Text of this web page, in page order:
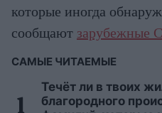
которые иногда
сообщают зарубежные
САМЫЕ ЧИТАЕМЫЕ
Течёт ли в твоих
благородного